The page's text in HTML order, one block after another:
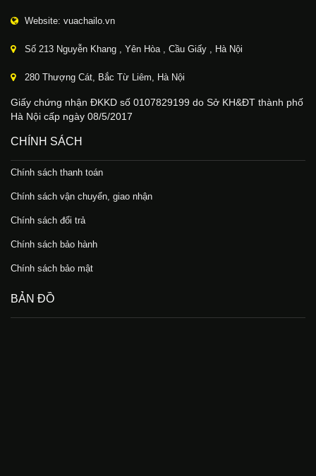
Website: vuachailo.vn
Số 213 Nguyễn Khang , Yên Hòa , Cầu Giấy , Hà Nội
280 Thượng Cát, Bắc Từ Liêm, Hà Nội
Giấy chứng nhận ĐKKD số 0107829199 do Sở KH&ĐT thành phố
Hà Nội cấp ngày 08/5/2017
CHÍNH SÁCH
Chính sách thanh toán
Chính sách vận chuyển, giao nhận
Chính sách đổi trả
Chính sách bảo hành
Chính sách bảo mật
BẢN ĐỒ